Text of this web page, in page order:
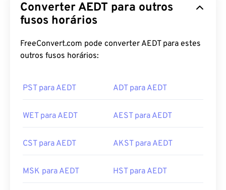
Converter AEDT para outros
fusos horários
FreeConvert.com pode converter AEDT para estes
outros fusos horários:
PST para AEDT ADT para AEDT
WET para AEDT AEST para AEDT
CST para AEDT AKST para AEDT
MSK para AEDT HST para AEDT